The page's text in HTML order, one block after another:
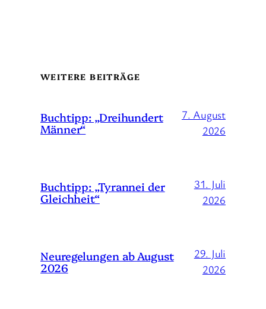
WEITERE BEITRÄGE
Buchtipp: „Dreihundert
Männer“
7. August
2026
Buchtipp: „Tyrannei der
Gleichheit“
31. Juli
2026
Neuregelungen ab August
2026
29. Juli
2026